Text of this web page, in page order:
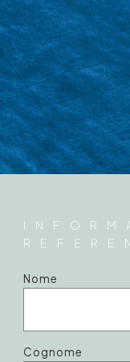
Nome
Cognome